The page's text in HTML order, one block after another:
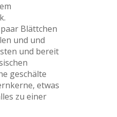
Blättchen
und und
und bereit
geschälte
etwas
zu einer